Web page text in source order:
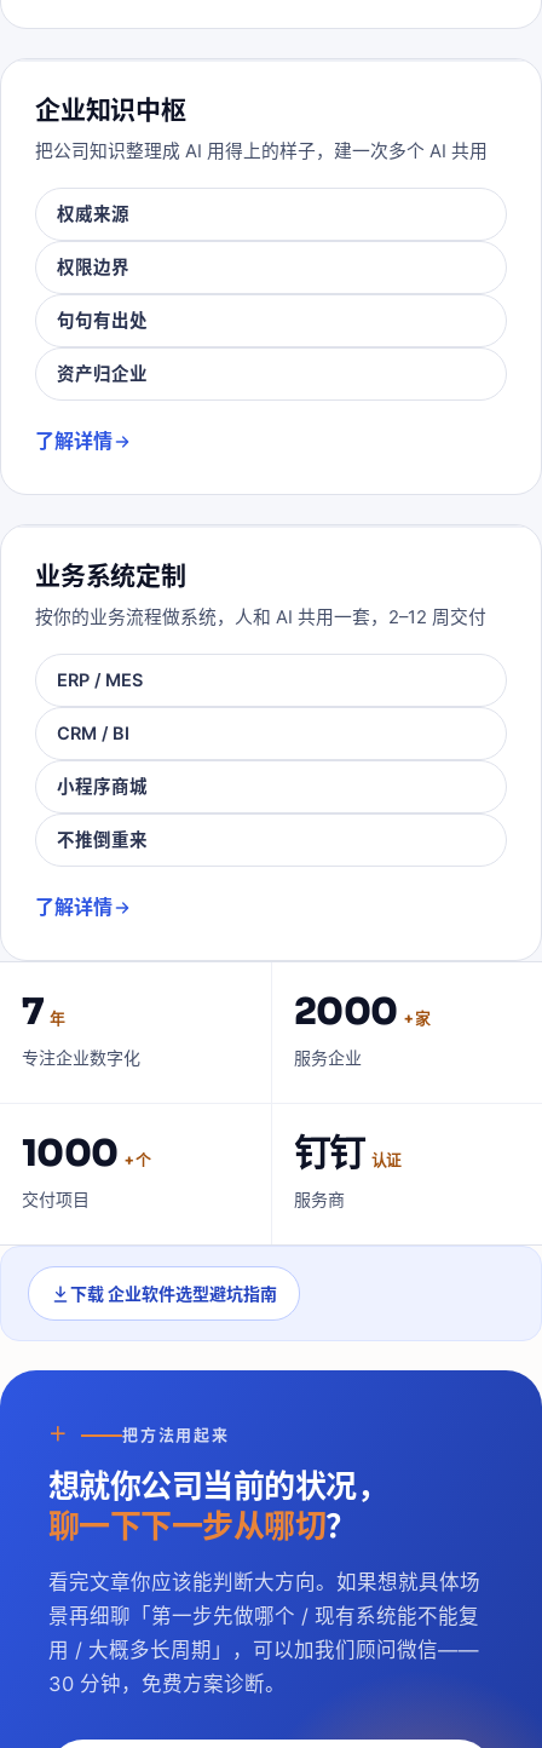
企业知识中枢
把公司知识整理成 AI 用得上的样子，建一次多个 AI 共用
权威来源
权限边界
句句有出处
资产归企业
了解详情
业务系统定制
按你的业务流程做系统，人和 AI 共用一套，2–12 周交付
ERP / MES
CRM / BI
小程序商城
不推倒重来
了解详情
7 年
专注企业数字化
2000 + 家
服务企业
1000 + 个
交付项目
钉钉 认证
服务商
下载企业软件选型避坑指南
＋ 把方法用起来
想就你公司当前的状况，
聊一下下一步从哪切？
看完文章你应该能判断大方向。如果想就具体场
景再细聊「第一步先做哪个 / 现有系统能不能复
用 / 大概多长周期」，可以加我们顾问微信——
30 分钟，免费方案诊断。